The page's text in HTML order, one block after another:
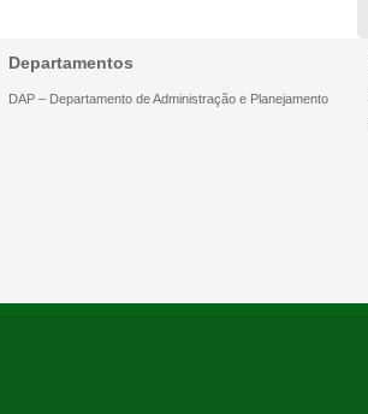
Departamentos
DAP – Departamento de Administração e Planejamento